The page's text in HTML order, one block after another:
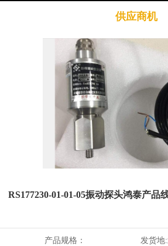
供应商机
RS177230-01-01-05振动探头鸿泰产品
产品规格： 发货地: